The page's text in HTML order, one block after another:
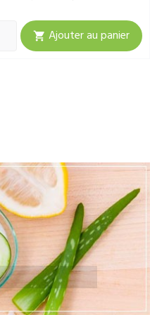
 Ajouter au panier